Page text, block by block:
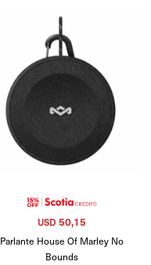
Parlante House Of Marley No
Bounds
USD 50,15